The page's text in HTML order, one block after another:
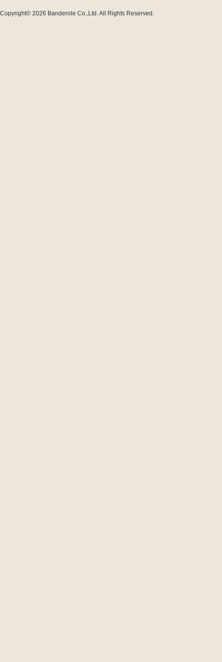
Copyright© 2026 Banderole Co.,Ltd.All Rights Reserved.